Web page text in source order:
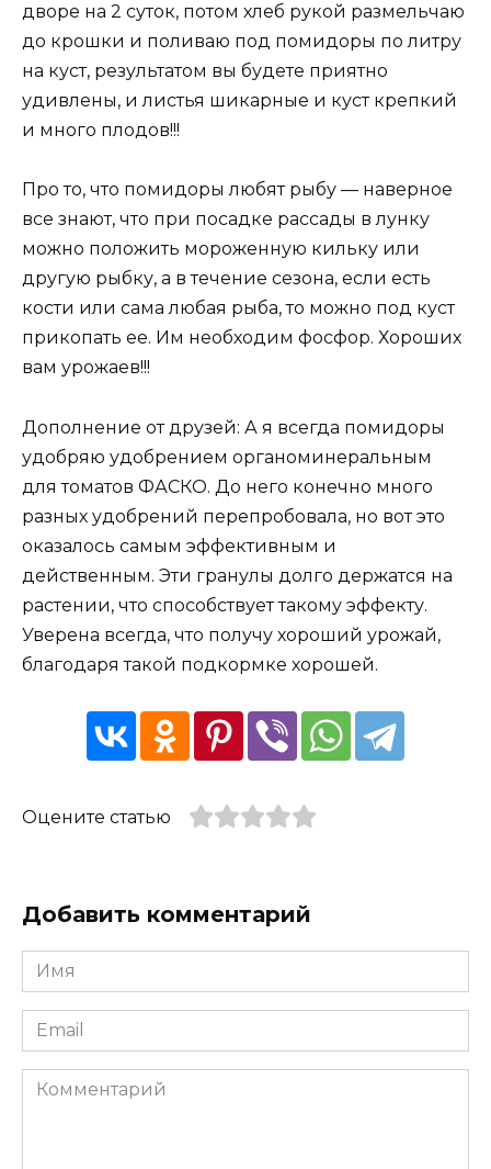
дворе на 2 суток, потом хлеб рукой размельчаю
до крошки и поливаю под помидоры по литру
на куст, результатом вы будете приятно
удивлены, и листья шикарные и куст крепкий
и много плодов!!!
Про то, что помидоры любят рыбу — наверное
все знают, что при посадке рассады в лунку
можно положить мороженную кильку или
другую рыбку, а в течение сезона, если есть
кости или сама любая рыба, то можно под куст
прикопать ее. Им необходим фосфор. Хороших
вам урожаев!!!
Дополнение от друзей: А я всегда помидоры
удобряю удобрением органоминеральным
для томатов ФАСКО. До него конечно много
разных удобрений перепробовала, но вот это
оказалось самым эффективным и
действенным. Эти гранулы долго держатся на
растении, что способствует такому эффекту.
Уверена всегда, что получу хороший урожай,
благодаря такой подкормке хорошей.
Оцените статью
Добавить комментарий
Имя
*
Email
*
Комментарий